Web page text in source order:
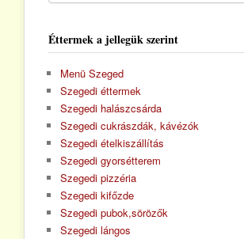
Éttermek a jellegük szerint
Menü Szeged
Szegedi éttermek
Szegedi halászcsárda
Szegedi cukrászdák, kávézók
Szegedi ételkiszállítás
Szegedi gyorsétterem
Szegedi pizzéria
Szegedi kifőzde
Szegedi pubok,sörözők
Szegedi lángos